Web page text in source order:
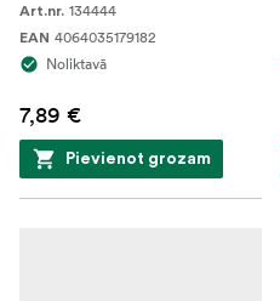
Art.nr. 134444
EAN 4064035179182
Noliktavā
7,89 €
Pievienot grozam